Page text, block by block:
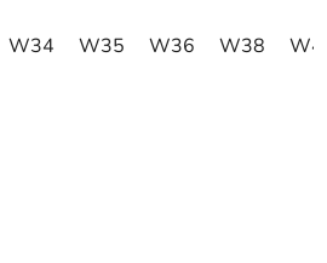
W34 W35 W36 W38